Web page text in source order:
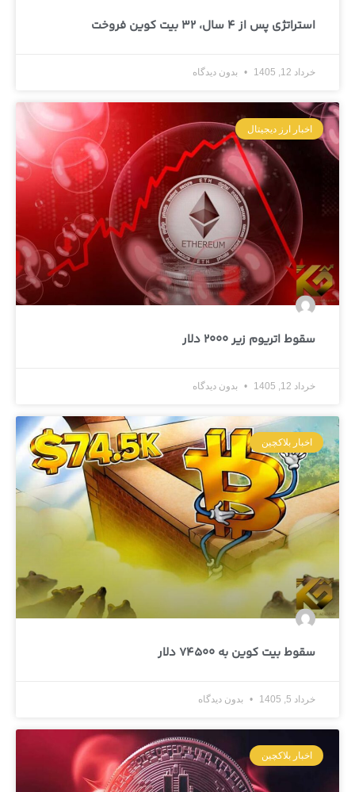
استراتژی پس از 4 سال، 32 بیت کوین فروخت
خرداد 12, 1405 بدون دیدگاه
اخبار ارز دیجیتال
سقوط اتریوم زیر 2000 دلار
خرداد 12, 1405 بدون دیدگاه
اخبار بلاکچین
سقوط بیت کوین به 74500 دلار
خرداد 5, 1405 بدون دیدگاه
اخبار بلاکچین